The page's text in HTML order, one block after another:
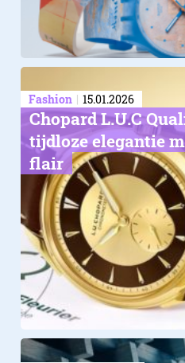
Fashion 15.01.2026
Chopard L.U.C
tijdloze elegantie
flair